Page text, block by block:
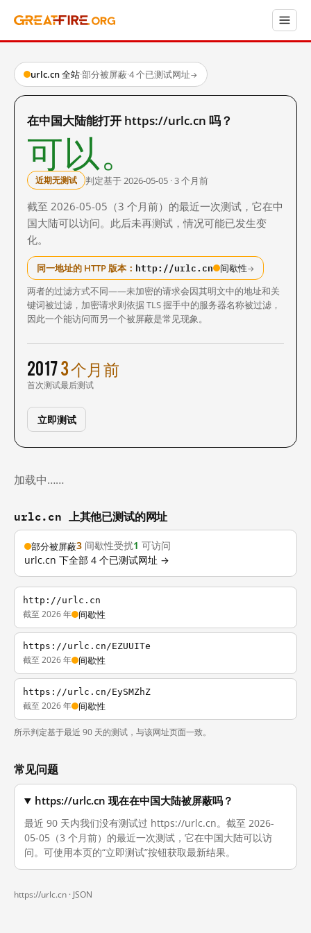
urlc.cn 全站·部分被屏蔽·4 个已测试网址→
在中国大陆能打开 https://urlc.cn 吗？
可以。
近期无测试 判定基于 2026-05-05 · 3 个月前
截至 2026-05-05（3 个月前）的最近一次测试，它在中
国大陆可以访问。此后未再测试，情况可能已发生变
化。
同一地址的 HTTP 版本： http://urlc.cn 间歇性→
两者的过滤方式不同——未加密的请求会因其明文中的地址和关
键词被过滤，加密请求则依据 TLS 握手中的服务器名称被过滤，
因此一个能访问而另一个被屏蔽是常见现象。
2017
首次测试
3 个月前
最后测试
立即测试
加载中……
urlc.cn 上其他已测试的网址
部分被屏蔽3 间歇性受扰1 可访问
urlc.cn 下全部 4 个已测试网址 →
http://urlc.cn
截至 2026 年 间歇性
https://urlc.cn/EZUUITe
截至 2026 年 间歇性
https://urlc.cn/EySMZhZ
截至 2026 年 间歇性
所示判定基于最近 90 天的测试，与该网址页面一致。
常见问题
https://urlc.cn 现在在中国大陆被屏蔽吗？
最近 90 天内我们没有测试过 https://urlc.cn。截至 2026-
05-05（3 个月前）的最近一次测试，它在中国大陆可以访
问。可使用本页的“立即测试”按钮获取最新结果。
https://urlc.cn · JSON